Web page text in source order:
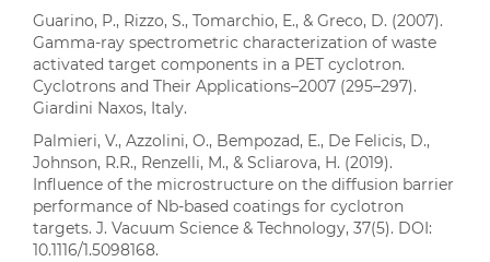
Guarino, P., Rizzo, S., Tomarchio, E., & Greco, D. (2007).
Gamma-ray spectrometric characterization of waste
activated target components in a PET cyclotron.
Cyclotrons and Their Applications–2007 (295–297).
Giardini Naxos, Italy.
Palmieri, V., Azzolini, O., Bempozad, E., De Felicis, D.,
Johnson, R.R., Renzelli, M., & Scliarova, H. (2019).
Influence of the microstructure on the diffusion barrier
performance of Nb-based coatings for cyclotron
targets. J. Vacuum Science & Technology, 37(5). DOI:
10.1116/1.5098168.